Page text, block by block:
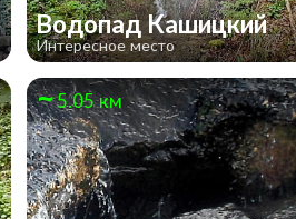
Водопад Кашицкий
Интересное место
5.05 км